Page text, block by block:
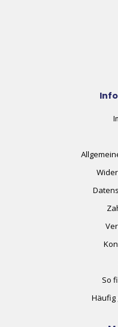
So
Häufig